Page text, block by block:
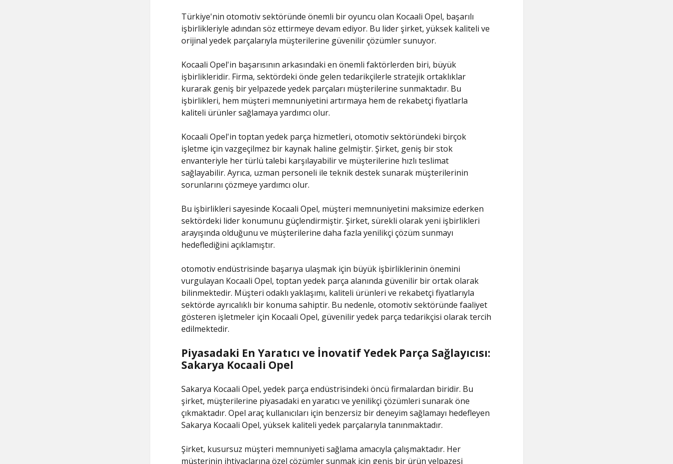
Türkiye'nin otomotiv sektöründe önemli bir oyuncu olan Kocaali Opel, başarılı
işbirlikleriyle adından söz ettirmeye devam ediyor. Bu lider şirket, yüksek kaliteli ve
orijinal yedek parçalarıyla müşterilerine güvenilir çözümler sunuyor.
Kocaali Opel'in başarısının arkasındaki en önemli faktörlerden biri, büyük
işbirlikleridir. Firma, sektördeki önde gelen tedarikçilerle stratejik ortaklıklar
kurarak geniş bir yelpazede yedek parçaları müşterilerine sunmaktadır. Bu
işbirlikleri, hem müşteri memnuniyetini artırmaya hem de rekabetçi fiyatlarla
kaliteli ürünler sağlamaya yardımcı olur.
Kocaali Opel'in toptan yedek parça hizmetleri, otomotiv sektöründeki birçok
işletme için vazgeçilmez bir kaynak haline gelmiştir. Şirket, geniş bir stok
envanteriyle her türlü talebi karşılayabilir ve müşterilerine hızlı teslimat
sağlayabilir. Ayrıca, uzman personeli ile teknik destek sunarak müşterilerinin
sorunlarını çözmeye yardımcı olur.
Bu işbirlikleri sayesinde Kocaali Opel, müşteri memnuniyetini maksimize ederken
sektördeki lider konumunu güçlendirmiştir. Şirket, sürekli olarak yeni işbirlikleri
arayışında olduğunu ve müşterilerine daha fazla yenilikçi çözüm sunmayı
hedeflediğini açıklamıştır.
otomotiv endüstrisinde başarıya ulaşmak için büyük işbirliklerinin önemini
vurgulayan Kocaali Opel, toptan yedek parça alanında güvenilir bir ortak olarak
bilinmektedir. Müşteri odaklı yaklaşımı, kaliteli ürünleri ve rekabetçi fiyatlarıyla
sektörde ayrıcalıklı bir konuma sahiptir. Bu nedenle, otomotiv sektöründe faaliyet
gösteren işletmeler için Kocaali Opel, güvenilir yedek parça tedarikçisi olarak tercih
edilmektedir.
Piyasadaki En Yaratıcı ve İnovatif Yedek Parça Sağlayıcısı:
Sakarya Kocaali Opel
Sakarya Kocaali Opel, yedek parça endüstrisindeki öncü firmalardan biridir. Bu
şirket, müşterilerine piyasadaki en yaratıcı ve yenilikçi çözümleri sunarak öne
çıkmaktadır. Opel araç kullanıcıları için benzersiz bir deneyim sağlamayı hedefleyen
Sakarya Kocaali Opel, yüksek kaliteli yedek parçalarıyla tanınmaktadır.
Şirket, kusursuz müşteri memnuniyeti sağlama amacıyla çalışmaktadır. Her
müşterinin ihtiyaçlarına özel çözümler sunmak için geniş bir ürün yelpazesi